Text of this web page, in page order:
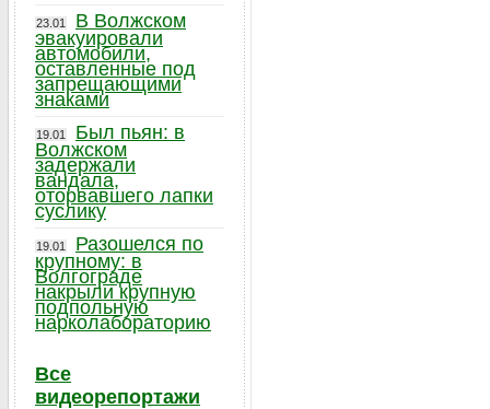
23.01
В Волжском
эвакуировали
автомобили,
оставленные под
запрещающими
знаками
19.01
Был пьян: в
Волжском
задержали
вандала,
оторвавшего лапки
суслику
19.01
Разошелся по
крупному: в
Волгограде
накрыли крупную
подпольную
нарколабораторию
Все
видеорепортажи